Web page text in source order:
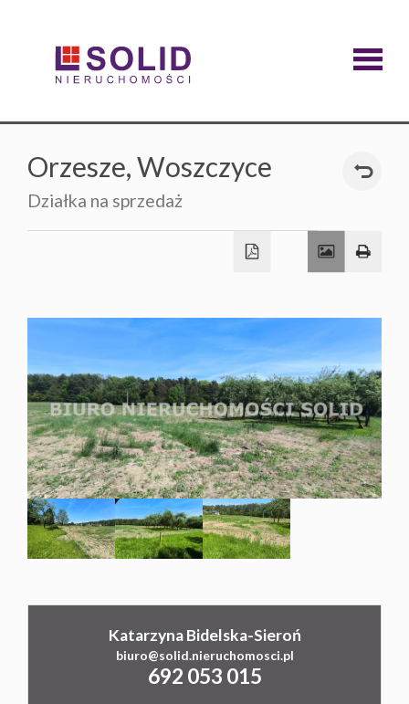
firmie
Kontakt
Cookies
Orzesze,Woszczyce
Działka na sprzedaż
Katarzyna Bidelska-Sieroń
biuro@solid.nieruchomosci.pl
692 053 015